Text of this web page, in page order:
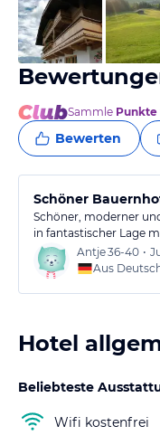
vom Hotelier, März
Sammle Punkte
Bewerten
Schöner
Schöner, moderner
in fantastischer Lage
Antje36-40 •
Aus
Hotel
Beliebteste
Wifi kostenfrei